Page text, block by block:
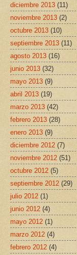
diciembre 2013 (11)
noviembre 2013 (2)
octubre 2013 (10)
septiembre 2013 (11)
agosto 2013 (16)
junio 2013 (32)
mayo 2013 (9)
abril 2013 (19)
marzo 2013 (42)
febrero 2013 (28)
enero 2013 (9)
diciembre 2012 (7)
noviembre 2012 (51)
octubre 2012 (5)
septiembre 2012 (29)
julio 2012 (1)
junio 2012 (4)
mayo 2012 (1)
marzo 2012 (4)
febrero 2012 (4)